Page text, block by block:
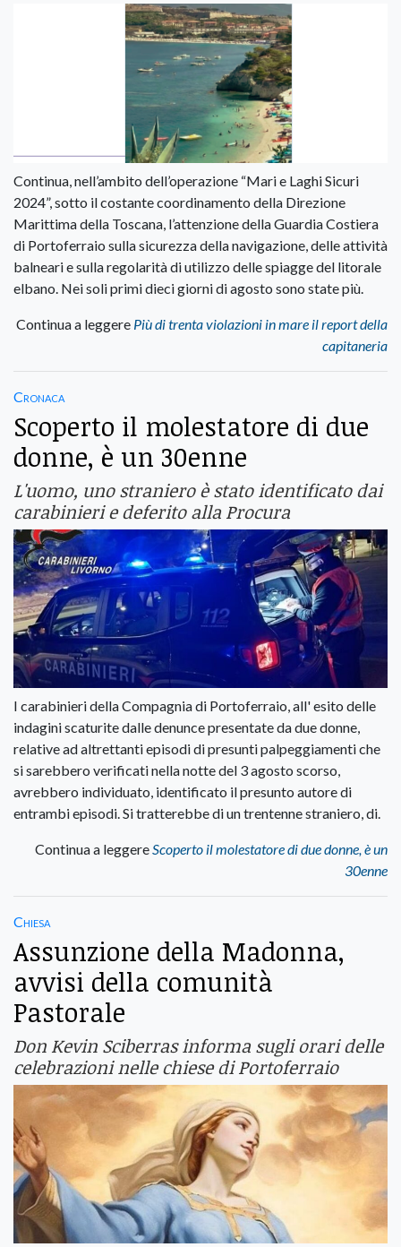
Continua, nell’ambito dell’operazione “Mari e Laghi Sicuri
2024”, sotto il costante coordinamento della Direzione
Marittima della Toscana, l’attenzione della Guardia Costiera
di Portoferraio sulla sicurezza della navigazione, delle attività
balneari e sulla regolarità di utilizzo delle spiagge del litorale
elbano. Nei soli primi dieci giorni di agosto sono state più.
Continua a leggere Più di trenta violazioni in mare il report della
capitaneria
Cronaca
Scoperto il molestatore di due
donne, è un 30enne
L'uomo, uno straniero è stato identificato dai
carabinieri e deferito alla Procura
I carabinieri della Compagnia di Portoferraio, all' esito delle
indagini scaturite dalle denunce presentate da due donne,
relative ad altrettanti episodi di presunti palpeggiamenti che
si sarebbero verificati nella notte del 3 agosto scorso,
avrebbero individuato, identificato il presunto autore di
entrambi episodi. Si tratterebbe di un trentenne straniero, di.
Continua a leggereScoperto il molestatore di due donne, è un
30enne
Chiesa
Assunzione della Madonna,
avvisi della comunità
Pastorale
Don Kevin Sciberras informa sugli orari delle
celebrazioni nelle chiese di Portoferraio